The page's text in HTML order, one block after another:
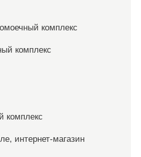
комплекс
комплекс
комплекс
интернет-магазин